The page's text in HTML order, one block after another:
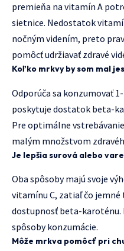
premieňa na vitamín A
sietnice. Nedostatok
nočným videním, preto
pomôcť udržiavať zdravé
Koľko mrkvy by som mal
Odporúča sa konzumovať
poskytuje dostatok beta-
Pre optimálne
malým množstvom
Je lepšia surová alebo
Oba spôsoby majú svoje
vitamínu C, zatiaľ čo jemné
dostupnosť beta-karoténu.
spôsoby konzumácie.
Môže mrkva pomôcť pri